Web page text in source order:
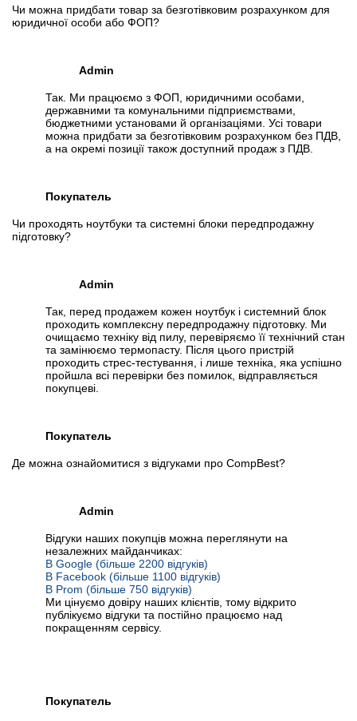
Чи можна придбати товар за безготівковим розрахунком для
юридичної особи або ФОП?
Admin
Так. Ми працюємо з ФОП, юридичними особами,
державними та комунальними підприємствами,
бюджетними установами й організаціями. Усі товари
можна придбати за безготівковим розрахунком без ПДВ,
а на окремі позиції також доступний продаж з ПДВ.
Покупатель
Чи проходять ноутбуки та системні блоки передпродажну
підготовку?
Admin
Так, перед продажем кожен ноутбук і системний блок
проходить комплексну передпродажну підготовку. Ми
очищаємо техніку від пилу, перевіряємо її технічний стан
та замінюємо термопасту. Після цього пристрій
проходить стрес-тестування, і лише техніка, яка успішно
пройшла всі перевірки без помилок, відправляється
покупцеві.
Покупатель
Де можна ознайомитися з відгуками про CompBest?
Admin
Відгуки наших покупців можна переглянути на
незалежних майданчиках:
В Google (більше 2200 відгуків)
В Facebook (більше 1100 відгуків)
В Prom (більше 750 відгуків)
Ми цінуємо довіру наших клієнтів, тому відкрито
публікуємо відгуки та постійно працюємо над
покращенням сервісу.
Покупатель